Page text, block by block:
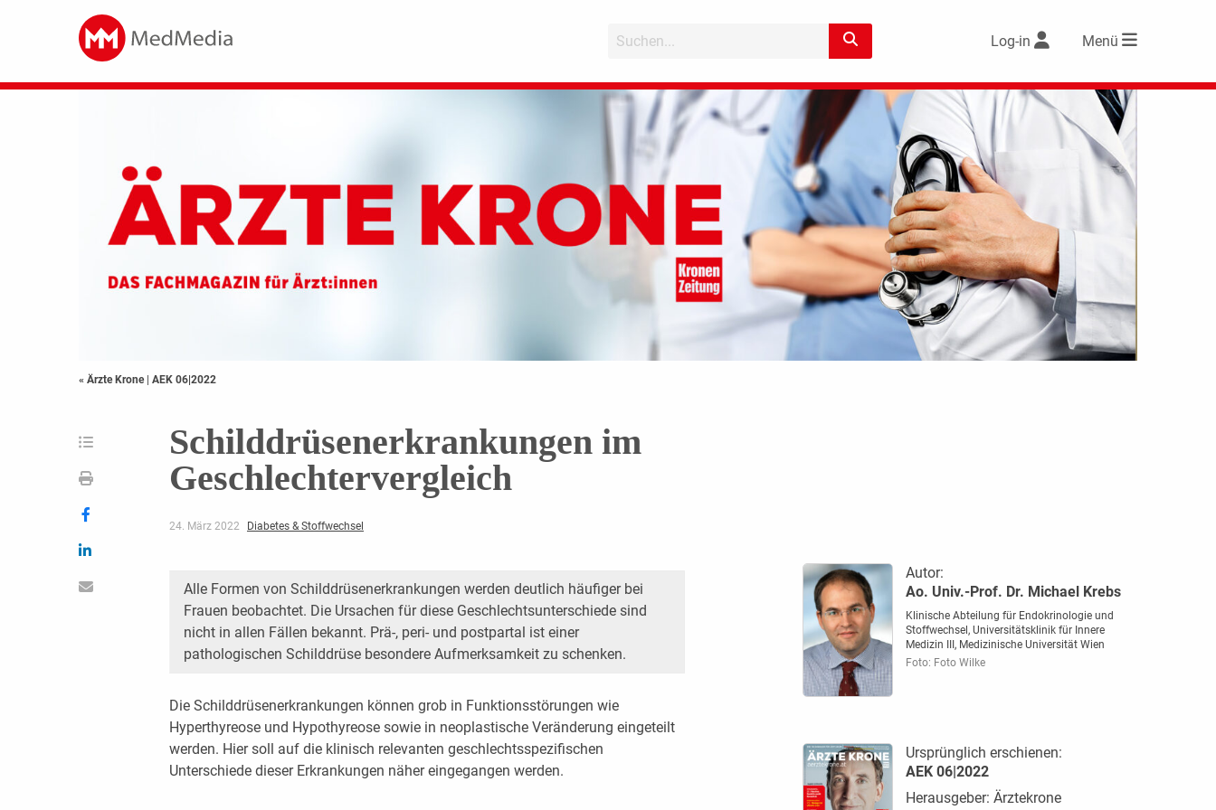
Log-in Menü
« Ärzte Krone | AEK 06|2022
Schilddrüsenerkrankungen im
Geschlechtervergleich
24. März 2022 Diabetes & Stoffwechsel
Alle Formen von Schilddrüsenerkrankungen werden deutlich häufiger bei
Frauen beobachtet. Die Ursachen für diese Geschlechtsunterschiede sind
nicht in allen Fällen bekannt. Prä-, peri- und postpartal ist einer
pathologischen Schilddrüse besondere Aufmerksamkeit zu schenken.
Die Schilddrüsenerkrankungen können grob in Funktionsstörungen wie
Hyperthyreose und Hypothyreose sowie in neoplastische Veränderung eingeteilt
werden. Hier soll auf die klinisch relevanten geschlechtsspezifischen
Unterschiede dieser Erkrankungen näher eingegangen werden.
Autor:
Ao. Univ.-Prof. Dr. Michael Krebs
Klinische Abteilung für Endokrinologie und
Stoffwechsel, Universitätsklinik für Innere
Medizin III, Medizinische Universität Wien
Foto: Foto Wilke
Ursprünglich erschienen:
AEK 06|2022
Herausgeber: Ärztekrone